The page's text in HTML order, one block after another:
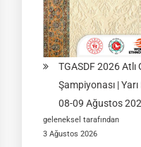
TGASDF 2026
Şampiyonası |
08-09 Ağustos
geleneksel tarafından
3 Ağustos 2026